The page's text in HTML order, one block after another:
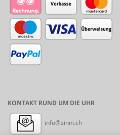
KONTAKT RUND UM DIE UHR
info@sinni.ch